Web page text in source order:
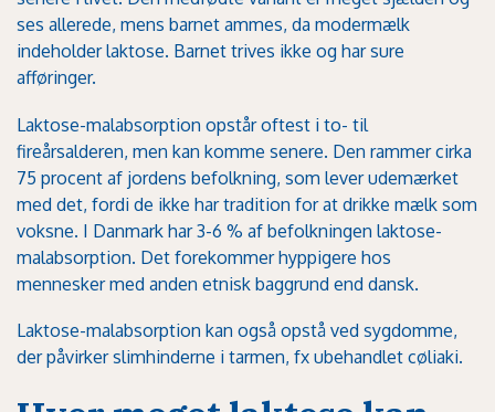
ses allerede, mens barnet ammes, da modermælk
indeholder laktose. Barnet trives ikke og har sure
afføringer.
Laktose-malabsorption opstår oftest i to- til
fireårsalderen, men kan komme senere. Den rammer cirka
75 procent af jordens befolkning, som lever udemærket
med det, fordi de ikke har tradition for at drikke mælk som
voksne. I Danmark har 3-6 % af befolkningen laktose-
malabsorption. Det forekommer hyppigere hos
mennesker med anden etnisk baggrund end dansk.
Laktose-malabsorption kan også opstå ved sygdomme,
der påvirker slimhinderne i tarmen, fx ubehandlet cøliaki.